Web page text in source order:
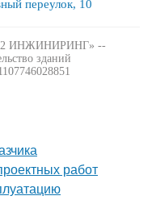
переулок, 10
ИНЖИНИРИНГ» --
зданий
работ